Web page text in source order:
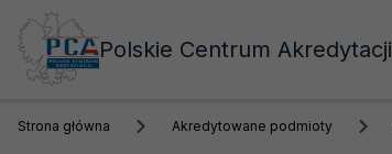
Polskie Centrum Akredytacji
Strona główna Akredytowane podmioty